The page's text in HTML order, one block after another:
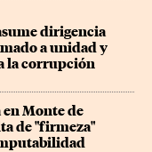
dirigencia
a unidad y
la corrupción
en Monte de
de "firmeza"